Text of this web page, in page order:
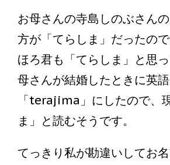
お母さんの寺島しのぶさん
方が「てらしま」だったの
ほろ君も「てらしま」と思
母さんが結婚したときに英
「terajima」にしたので、
ま」と読むそうです。
てっきり私が勘違いしてお